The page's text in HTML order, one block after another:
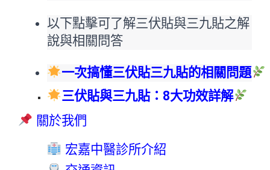
以下點擊可了解三伏貼與三九貼之解
說與相關問答
一次搞懂三伏貼三九貼的相關問題
三伏貼與三九貼：8大功效詳解
關於我們
宏嘉中醫診所介紹